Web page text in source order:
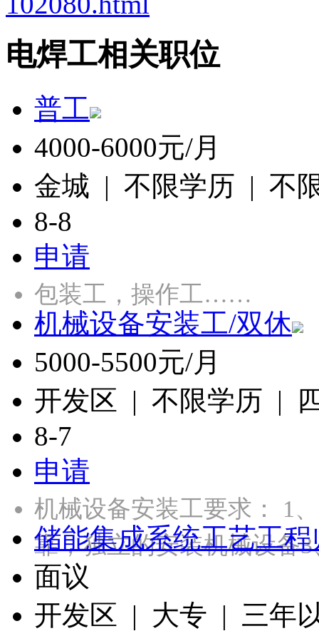
电焊工相关职位
普工
4000-6000元/月
金城 | 不限学历 | 不
8-8
申请
包装工，操作工……
机械设备安装工/双休
5000-5500元/月
开发区 | 不限学历 |
8-7
申请
机械设备安装工要求： 1
靠，独立的安装机械设
储能集成系统工艺工程
面议
开发区 | 大专 | 三年